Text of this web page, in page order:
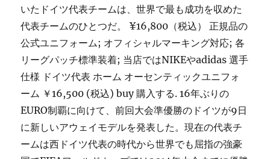
いたドイツ代表チームは、世界で最も成功を収めた
代表チームのひとつだ。 ¥16,800（税込） 正規品の
公式ユニフォーム; オフィシャルマーキング対応; 各
リーグパッチ標準装着; 当店ではNIKEやadidas 選手
仕様 ドイツ代表 ホーム オーセンティックユニフォ
ーム ￥16,500 (税込) buy 購入する. 16年ぶりの
EURO制覇に向けて、前回大会準優勝のドイツが9日
に新しいアウェイモデルを発表した。現在の代表チ
ームは西ドイツ代表の時代から世界でも屈指の強豪